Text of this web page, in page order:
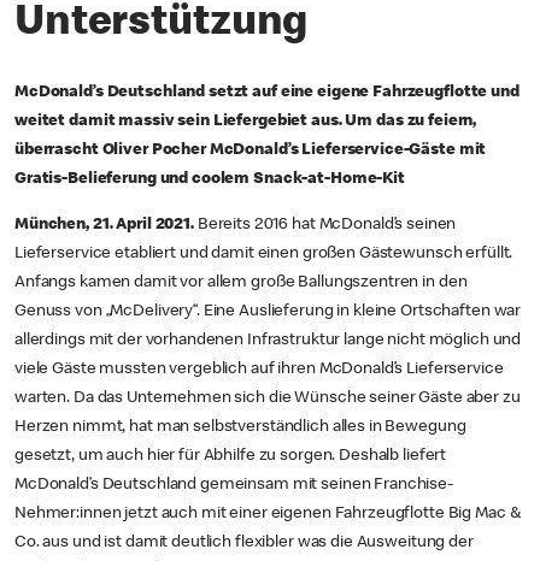
Unterstützung
McDonald’s Deutschland setzt auf eine eigene Fahrzeugflotte und
weitet damit massiv sein Liefergebiet aus. Um das zu feiern,
überrascht Oliver Pocher McDonald’s Lieferservice-Gäste mit
Gratis-Belieferung und coolem Snack-at-Home-Kit
München, 21. April 2021.Bereits 2016 hat McDonald’s seinen
Lieferservice etabliert und damit einen großen Gästewunsch erfüllt.
Anfangs kamen damit vor allem große Ballungszentren in den
Genuss von „McDelivery“. Eine Auslieferung in kleine Ortschaften war
allerdings mit der vorhandenen Infrastruktur lange nicht möglich und
viele Gäste mussten vergeblich auf ihren McDonald’s Lieferservice
warten. Da das Unternehmen sich die Wünsche seiner Gäste aber zu
Herzen nimmt, hat man selbstverständlich alles in Bewegung
gesetzt, um auch hier für Abhilfe zu sorgen. Deshalb liefert
McDonald’s Deutschland gemeinsam mit seinen Franchise-
Nehmer:innen jetzt auch mit einer eigenen Fahrzeugflotte Big Mac &
Co. aus und ist damit deutlich flexibler was die Ausweitung der